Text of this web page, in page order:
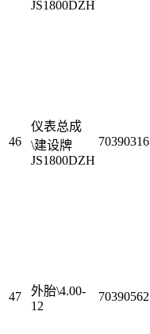
JS1800DZH
46
仪表总成
\建设牌
JS1800DZH
70390316
47
外胎\4.00-
12
70390562